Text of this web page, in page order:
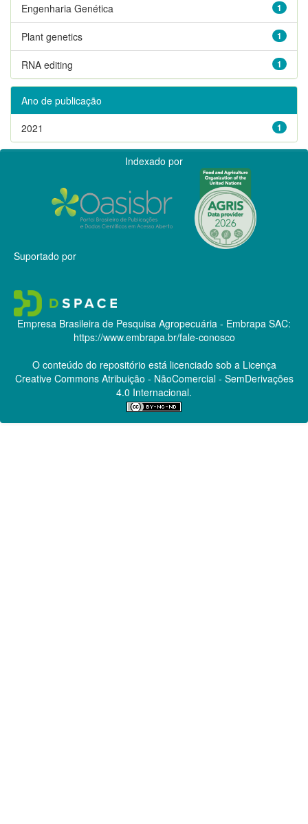
1
Engenharia Genética
1
Plant genetics
1
RNA editing
Ano de publicação
1
2021
Indexado por
Suportado por
Empresa Brasileira de Pesquisa Agropecuária - Embrapa SAC:
https://www.embrapa.br/fale-conosco
O conteúdo do repositório está licenciado sob a Licença
Creative CommonsAtribuição - NãoComercial - SemDerivações
4.0 Internacional.